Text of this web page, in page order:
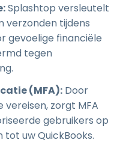
Splashtop versleutelt
verzonden tijdens
gevoelige financiële
tegen
(MFA): Door
zorgt MFA
gebruikers op
uw QuickBooks.